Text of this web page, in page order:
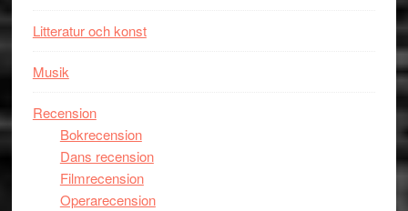
Litteratur och konst
Musik
Recension
Bokrecension
Dans recension
Filmrecension
Operarecension